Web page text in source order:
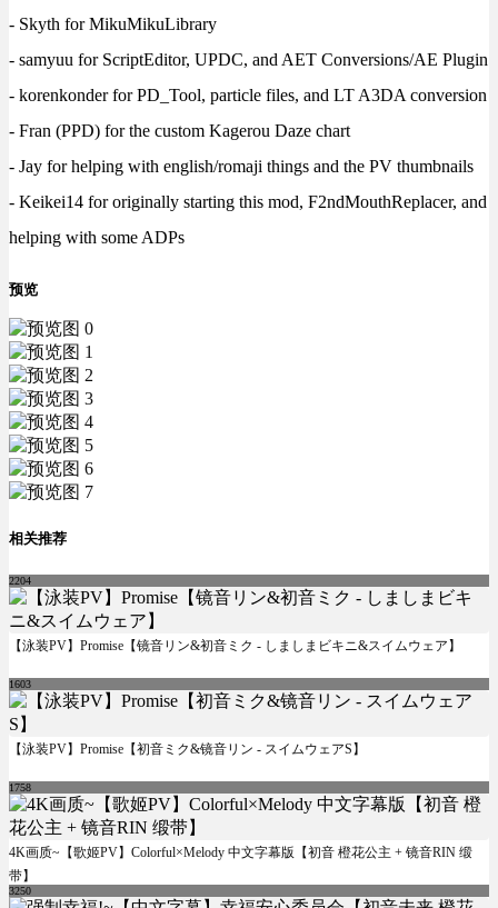
- Skyth for MikuMikuLibrary
- samyuu for ScriptEditor, UPDC, and AET Conversions/AE Plugin
- korenkonder for PD_Tool, particle files, and LT A3DA conversion
- Fran (PPD) for the custom Kagerou Daze chart
- Jay for helping with english/romaji things and the PV thumbnails
- Keikei14 for originally starting this mod, F2ndMouthReplacer, and
helping with some ADPs
预览
相关推荐
2204
【泳装PV】Promise【镜音リン&初音ミク - しましまビキニ&スイムウェア】
1603
【泳装PV】Promise【初音ミク&镜音リン - スイムウェアS】
1758
4K画质~【歌姬PV】Colorful×Melody 中文字幕版【初音 橙花公主 + 镜音RIN 缎
带】
3250